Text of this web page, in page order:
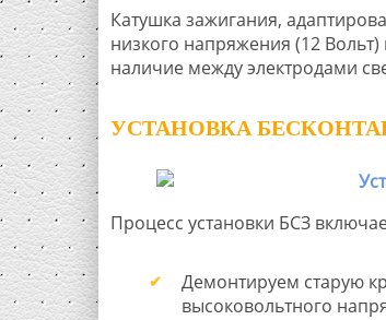
Катушка зажигания,
низкого напряжения (12
наличие между электродами
УСТАНОВКА
Процесс установки БСЗ
Демонтируем старую
высоковольтного